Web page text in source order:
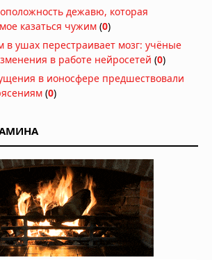
Японские учёные начали испытания
препарата для выращивания новых
зубов у людей
Вчера в 09:13
На дне Тихого океана найдены зубы
Физики измерили отрицательное
время: фотоны проходят сквозь
атомы быстрее, чем должны
Вчера в 08:00
В песках Хиросимы обнаружен
неизвестный металлический сплав,
созданный атомным взрывом
Вчера в 07:00
дежавю, которая
казаться чужим (0)
ушах перестраивает мозг: учёные
в работе нейросетей (0)
в ионосфере предшествовали
(0)